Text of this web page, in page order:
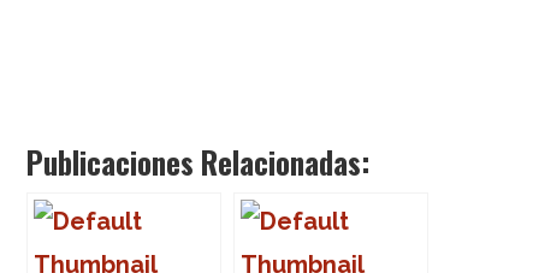
Publicaciones Relacionadas: